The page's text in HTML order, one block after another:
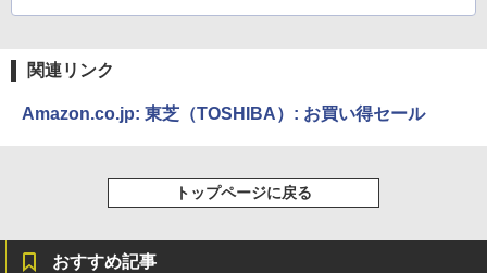
関連リンク
Amazon.co.jp: 東芝（TOSHIBA）: お買い得セール
トップページに戻る
おすすめ記事